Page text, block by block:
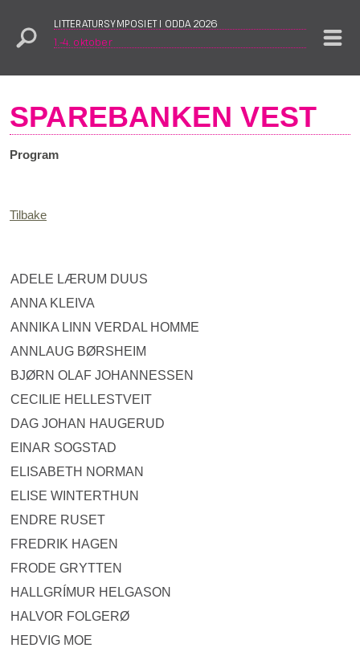
LITTERATURSYMPOSIET I ODDA 2026
1.–4. oktober
ADELE LÆRUM DUUS
ANNA KLEIVA
ANNIKA LINN VERDAL HOMME
ANNLAUG BØRSHEIM
BJØRN OLAF JOHANNESSEN
CECILIE HELLESTVEIT
DAG JOHAN HAUGERUD
EINAR SOGSTAD
ELISABETH NORMAN
ELISE WINTERTHUN
ENDRE RUSET
FREDRIK HAGEN
FRODE GRYTTEN
HALLGRÍMUR HELGASON
HALVOR FOLGERØ
HEDVIG MOE
SPAREBANKEN VEST
Program
Tilbake